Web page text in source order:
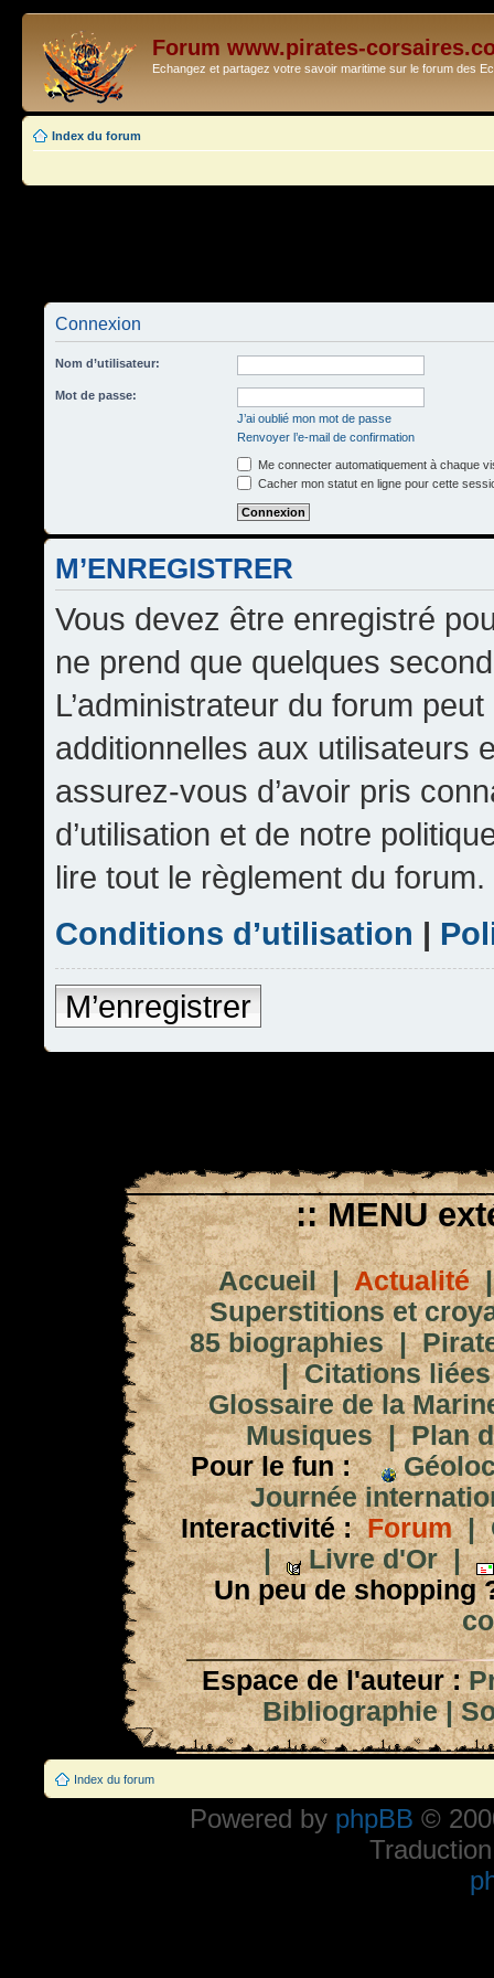
Forum www.pirates-
Echangez et partagez votre savoir maritime sur le forum des
Index du forum
Connexion
Nom d’utilisateur:
Mot de passe:
J’ai oublié mon mot de passe
Renvoyer l’e-mail de confirmation
Me connecter automatiquement à chaque
Cacher mon statut en ligne pour cette
M’ENREGISTRER
Vous devez être enregistré
ne prend que quelques
L’administrateur du forum
additionnelles aux utilisateurs
assurez-vous d’avoir pris
d’utilisation et de notre
lire tout le règlement du forum.
Conditions d’utilisation |
M’enregistrer
:: MENU
Accueil|Actualité
Superstitions et
85 biographies|
|Citations
Glossaire de la
Musiques|Plan
Pour le fun :
Journée
Interactivité : Forum|
|
Livre d'Or|
Un peu de shopping
Espace de l'auteur :
Bibliographie|
Index du forum
Powered by phpBB ©